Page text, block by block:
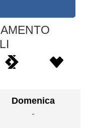
Domenica
-